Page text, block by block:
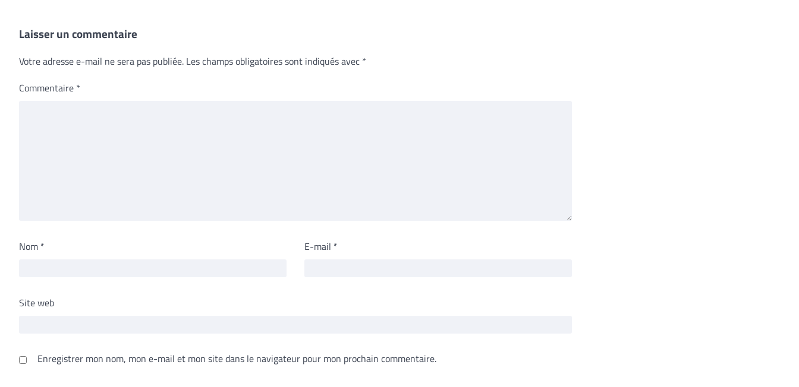
Laisser un commentaire
Votre adresse e-mail ne sera pas publiée. Les champs obligatoires sont indiqués avec *
Commentaire *
Nom * E-mail *
Site web
Enregistrer mon nom, mon e-mail et mon site dans le navigateur pour mon prochain commentaire.